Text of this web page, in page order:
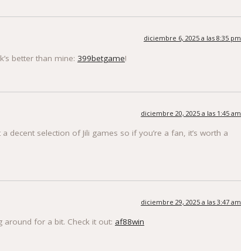
diciembre 6, 2025 a las 8:35 pm
better than mine: 399betgame!
diciembre 20, 2025 a las 1:45 am
decent selection of Jili games so if you’re a fan, it’s worth a
diciembre 29, 2025 a las 3:47 am
around for a bit. Check it out: af88win